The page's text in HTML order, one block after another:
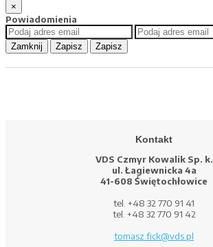
×
Powiadomienia
Zamknij Zapisz Zapisz
Kontakt
VDS Czmyr Kowalik Sp. k.
ul. Łagiewnicka 4a
41-608 Świętochłowice
tel. +48 32 770 91 41
tel. +48 32 770 91 42
tomasz.fick@vds.pl